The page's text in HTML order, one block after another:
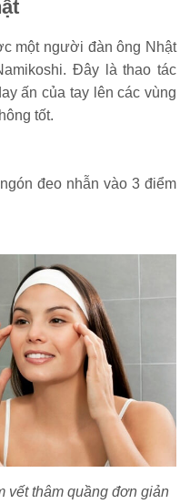
một người đàn ông Nhật
Đây là thao tác
ấn của tay lên các vùng
tốt.
đeo nhẫn vào 3 điểm
vết thâm quầng đơn giản